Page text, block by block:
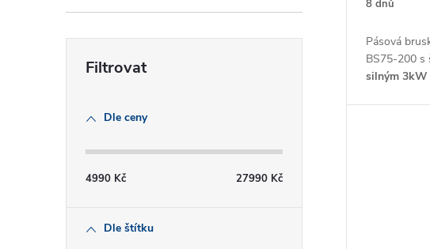
Dle ceny
4990 Kč 27990 Kč
Dle štítku
ů
k
8 dnů
Pásová
BS75-200 s
silným 3kW